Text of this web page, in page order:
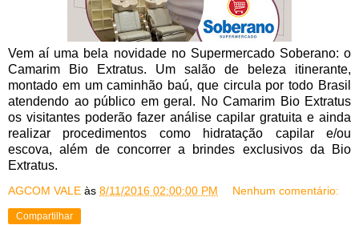
Vem aí uma bela novidade no Supermercado Soberano: o
Camarim Bio Extratus. Um salão de beleza itinerante,
montado em um caminhão baú, que circula por todo Brasil
atendendo ao público em geral. No Camarim Bio Extratus
os visitantes poderão fazer análise capilar gratuita e ainda
realizar procedimentos como hidratação capilar e/ou
escova, além de concorrer a brindes exclusivos da Bio
Extratus.
AGCOM VALE às 8/11/2016 02:00:00 PM Nenhum comentário:
Compartilhar